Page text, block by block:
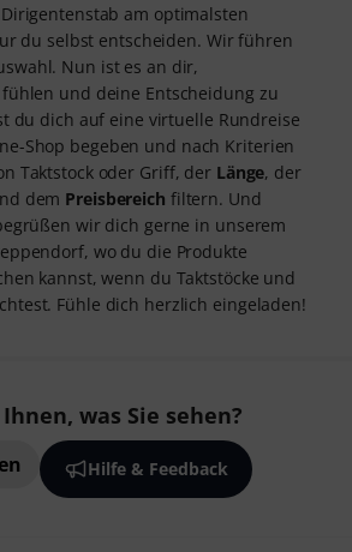
am optimalsten
du selbst entscheiden. Wir führen
Nun ist es an dir,
und deine Entscheidung zu
du dich auf eine virtuelle Rundreise
Shop begeben und nach Kriterien
Taktstock oder Griff, der Länge, der
dem Preisbereich filtern. Und
wir dich gerne in unserem
wo du die Produkte
kannst, wenn du Taktstöcke und
Fühle dich herzlich eingeladen!
was Sie sehen?
Hilfe & Feedback